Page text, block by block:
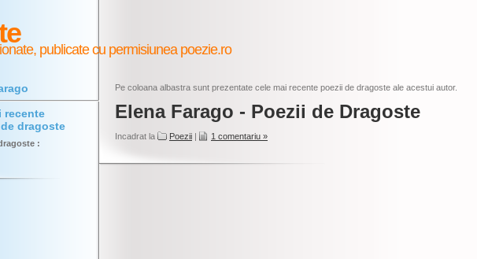
publicate cu permisiunea poezie.ro
recente
dragoste
:
Pe coloana albastra sunt prezentate cele mai recente poezii de dragoste ale acestui autor.
Elena Farago - Poezii de Dragoste
Incadrat la Poezii | 1 comentariu »